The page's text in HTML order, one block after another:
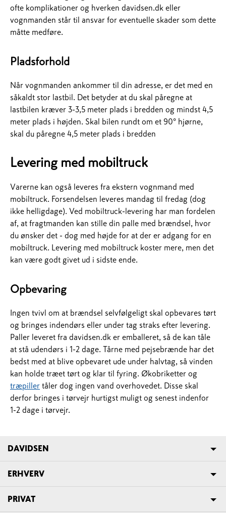
ofte komplikationer og hverken davidsen.dk eller
vognmanden står til ansvar for eventuelle skader som dette
måtte medføre.
Pladsforhold
Når vognmanden ankommer til din adresse, er det med en
såkaldt stor lastbil. Det betyder at du skal påregne at
lastbilen kræver 3-3,5 meter plads i bredden og mindst 4,5
meter plads i højden. Skal bilen rundt om et 90° hjørne,
skal du påregne 4,5 meter plads i bredden
Levering med mobiltruck
Varerne kan også leveres fra ekstern vognmand med
mobiltruck. Forsendelsen leveres mandag til fredag (dog
ikke helligdage). Ved mobiltruck-levering har man fordelen
af, at fragtmanden kan stille din palle med brændsel, hvor
du ønsker det - dog med højde for at der er adgang for en
mobiltruck. Levering med mobiltruck koster mere, men det
kan være godt givet ud i sidste ende.
Opbevaring
Ingen tvivl om at brændsel selvfølgeligt skal opbevares tørt
og bringes indendørs eller under tag straks efter levering.
Paller leveret fra davidsen.dk er emballeret, så de kan tåle
at stå udendørs i 1-2 dage. Tårne med pejsebrænde har det
bedst med at blive opbevaret ude under halvtag, så vinden
kan holde træet tørt og klar til fyring. Økobriketter og
træpiller tåler dog ingen vand overhovedet. Disse skal
derfor bringes i tørvejr hurtigst muligt og senest indenfor
1-2 dage i tørvejr.
DAVIDSEN
ERHVERV
PRIVAT